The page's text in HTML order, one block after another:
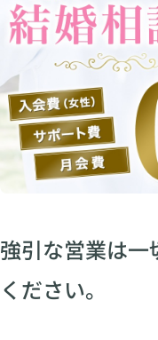
強引な営業は
ください。